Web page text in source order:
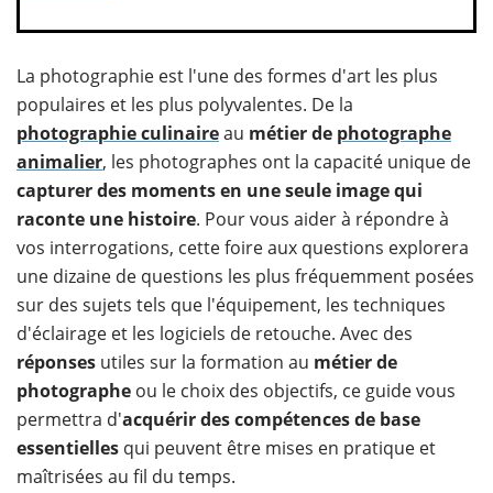
La photographie est l'une des formes d'art les plus
populaires et les plus polyvalentes. De la
photographie culinaireau métier de photographe
animalier, les photographes ont la capacité unique de
capturer des moments en une seule image qui
raconte une histoire. Pour vous aider à répondre à
vos interrogations, cette foire aux questions explorera
une dizaine de questions les plus fréquemment posées
sur des sujets tels que l'équipement, les techniques
d'éclairage et les logiciels de retouche. Avec des
réponses utiles sur la formation au métier de
photographe ou le choix des objectifs, ce guide vous
permettra d'acquérir des compétences de base
essentielles qui peuvent être mises en pratique et
maîtrisées au fil du temps.